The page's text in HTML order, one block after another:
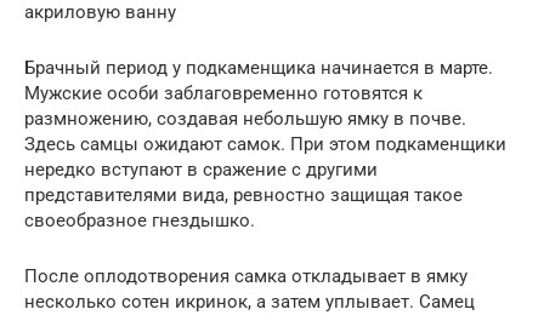
акриловую ванну
Брачный период у подкаменщика начинается в марте.
Мужские особи заблаговременно готовятся к
размножению, создавая небольшую ямку в почве.
Здесь самцы ожидают самок. При этом подкаменщики
нередко вступают в сражение с другими
представителями вида, ревностно защищая такое
своеобразное гнездышко.
После оплодотворения самка откладывает в ямку
несколько сотен икринок, а затем уплывает. Самец